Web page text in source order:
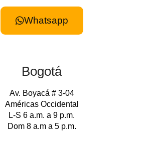
Whatsapp
Bogotá
Av. Boyacá # 3-04
Américas Occidental
L-S 6 a.m. a 9 p.m.
Dom 8 a.m a 5 p.m.